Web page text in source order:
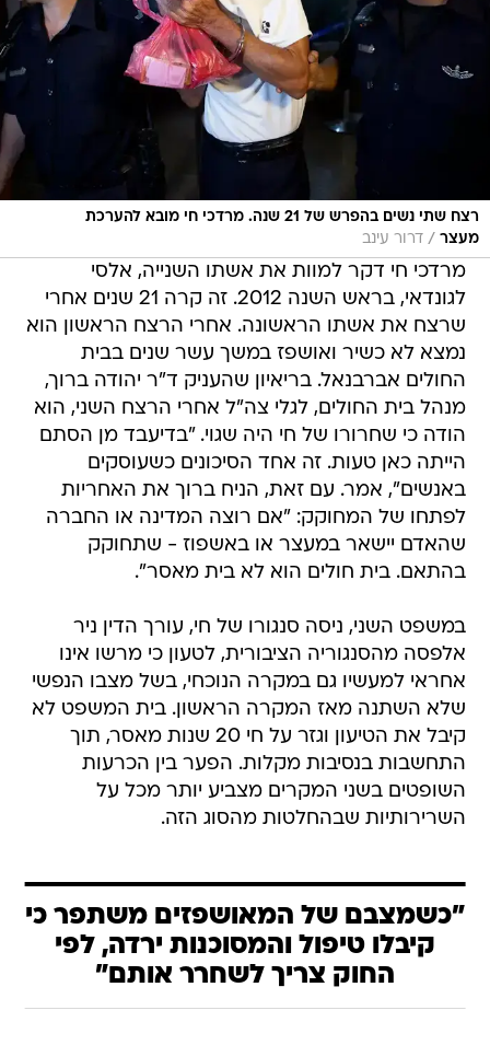
רצח שתי נשים בהפרש של 21 שנה. מרדכי חי מובא להערכת
מעצר / דרור עינב
מרדכי חי דקר למוות את אשתו השנייה, אלסי
לגונדאי, בראש השנה 2012. זה קרה 21 שנים אחרי
שרצח את אשתו הראשונה. אחרי הרצח הראשון הוא
נמצא לא כשיר ואושפז במשך עשר שנים בבית
החולים אברבנאל. בריאיון שהעניק ד"ר יהודה ברוך,
מנהל בית החולים, לגלי צה"ל אחרי הרצח השני, הוא
הודה כי שחרורו של חי היה שגוי. "בדיעבד מן הסתם
הייתה כאן טעות. זה אחד הסיכונים כשעוסקים
באנשים", אמר. עם זאת, הניח ברוך את האחריות
לפתחו של המחוקק: "אם רוצה המדינה או החברה
שהאדם יישאר במעצר או באשפוז - שתחוקק
בהתאם. בית חולים הוא לא בית מאסר".
במשפט השני, ניסה סנגורו של חי, עורך הדין ניר
אלפסה מהסנגוריה הציבורית, לטעון כי מרשו אינו
אחראי למעשיו גם במקרה הנוכחי, בשל מצבו הנפשי
שלא השתנה מאז המקרה הראשון. בית המשפט לא
קיבל את הטיעון וגזר על חי 20 שנות מאסר, תוך
התחשבות בנסיבות מקלות. הפער בין הכרעות
השופטים בשני המקרים מצביע יותר מכל על
השרירותיות שבהחלטות מהסוג הזה.
"כשמצבם של המאושפזים משתפר כי
קיבלו טיפול והמסוכנות ירדה, לפי
החוק צריך לשחרר אותם"